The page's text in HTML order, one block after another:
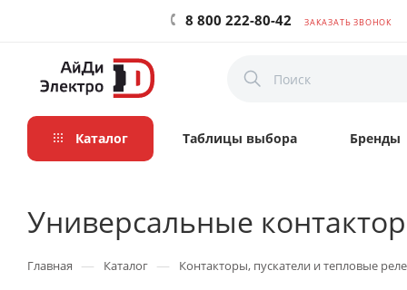
8 800 222-80-42 ЗАКАЗАТЬ ЗВОНОК
Каталог Таблицы выбора Бренды
Универсальные
Главная — Каталог — Контакторы, пускатели и тепловые реле